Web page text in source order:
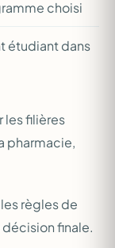
choisi
étudiant dans
les filières
pharmacie,
règles de
finale.